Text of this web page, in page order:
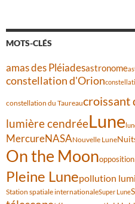
MOTS-CLÉS
amas des Pléiadesastronome
constellation d'Orion
constellation du Taureaucroissant
lumière cendréeLune
MercureNASANouvelle Lune
On the Moonopposition
Pleine Lunepollution
Station spatiale internationaleSuper Lune